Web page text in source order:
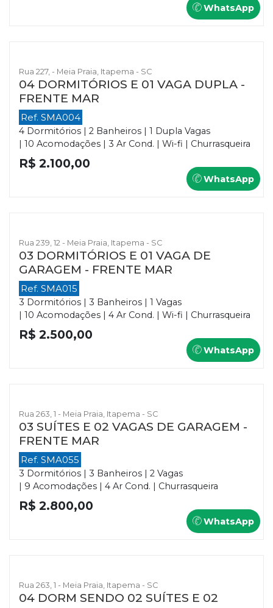
WhatsApp
Rua 227, - Meia Praia, Itapema - SC
04 DORMITÓRIOS E 01 VAGA DUPLA -
FRENTE MAR
Ref. SMA004
4 Dormitórios | 2 Banheiros | 1 Dupla Vagas
| 10 Acomodações | 3 Ar Cond. | Wi-fi | Churrasqueira
R$ 2.100,00
WhatsApp
Rua 239, 12 - Meia Praia, Itapema - SC
03 DORMITÓRIOS E 01 VAGA DE
GARAGEM - FRENTE MAR
Ref. SMA015
3 Dormitórios | 3 Banheiros | 1 Vagas
| 10 Acomodações | 4 Ar Cond. | Wi-fi | Churrasqueira
R$ 2.500,00
WhatsApp
Rua 263, 1 - Meia Praia, Itapema - SC
03 SUÍTES E 02 VAGAS DE GARAGEM -
FRENTE MAR
Ref. SMA055
3 Dormitórios | 3 Banheiros | 2 Vagas
| 9 Acomodações | 4 Ar Cond. | Churrasqueira
R$ 2.800,00
WhatsApp
Rua 263, 1 - Meia Praia, Itapema - SC
04 DORM SENDO 02 SUÍTES E 02